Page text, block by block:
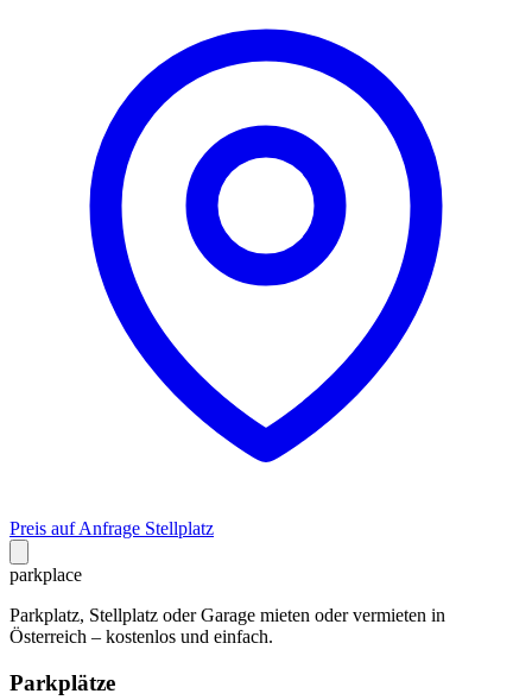
Preis auf Anfrage Stellplatz
parkplace
Parkplatz, Stellplatz oder Garage mieten oder vermieten in
Österreich – kostenlos und einfach.
Parkplätze